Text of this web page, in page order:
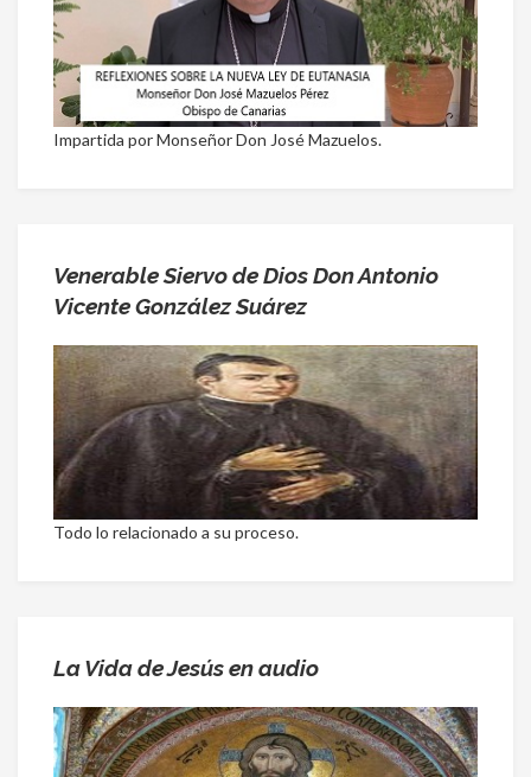
Impartida por Monseñor Don José Mazuelos.
Venerable Siervo de Dios Don Antonio
Vicente González Suárez
Todo lo relacionado a su proceso.
La Vida de Jesús en audio